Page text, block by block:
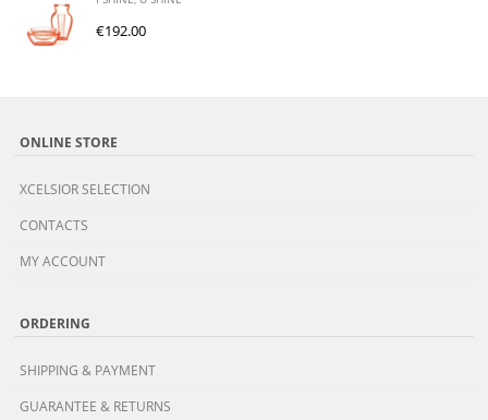
€192.00
ONLINE STORE
XCELSIOR SELECTION
CONTACTS
MY ACCOUNT
ORDERING
SHIPPING & PAYMENT
GUARANTEE & RETURNS